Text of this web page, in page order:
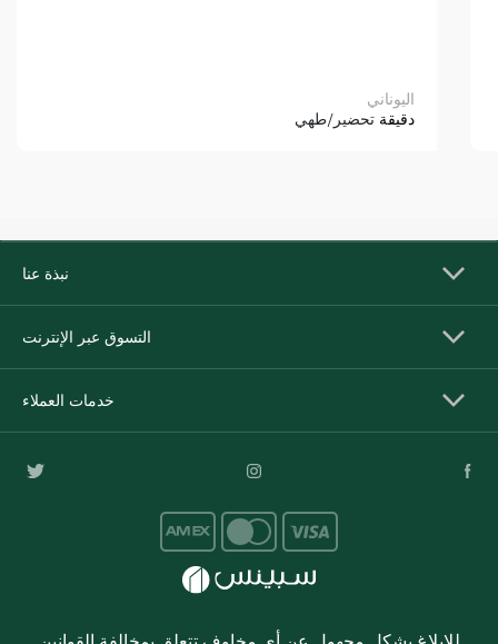
اليوناني
دقيقة تحضير/طهي
نبذة عنا
التسوق عبر الإنترنت
خدمات العملاء